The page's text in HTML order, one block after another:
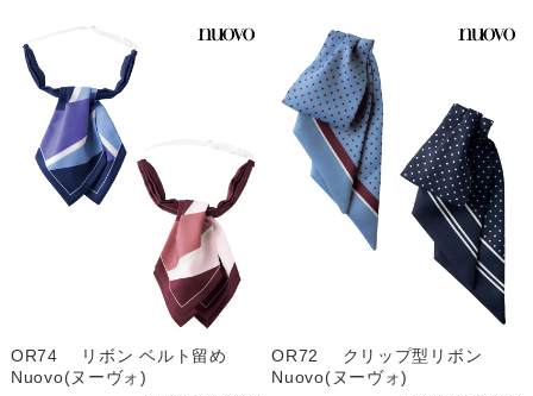
OR74 リボン ベルト留め
Nuovo(ヌーヴォ)
OR72 クリップ型リボン
Nuovo(ヌーヴォ)